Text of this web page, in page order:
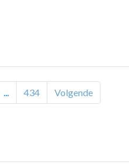
434 Volgende